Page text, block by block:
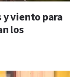
viento para
los